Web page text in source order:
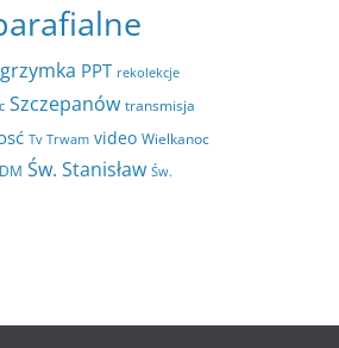
PPT rekolekcje
Szczepanów transmisja
Tv Trwam video Wielkanoc
Św. Stanisław Św.